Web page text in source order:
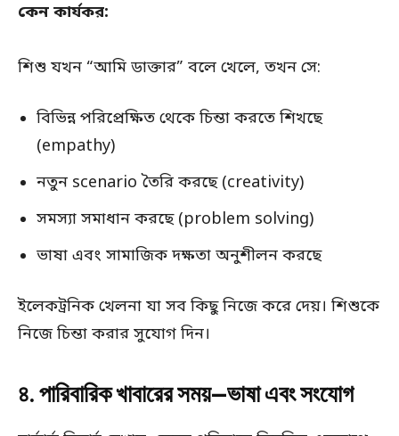
কেন কার্যকর:
শিশু যখন “আমি ডাক্তার” বলে খেলে, তখন সে:
বিভিন্ন পরিপ্রেক্ষিত থেকে চিন্তা করতে শিখছে
(empathy)
নতুন scenario তৈরি করছে (creativity)
সমস্যা সমাধান করছে (problem solving)
ভাষা এবং সামাজিক দক্ষতা অনুশীলন করছে
ইলেকট্রনিক খেলনা যা সব কিছু নিজে করে দেয়। শিশুকে
নিজে চিন্তা করার সুযোগ দিন।
৪. পারিবারিক খাবারের সময়—ভাষা এবং সংযোগ